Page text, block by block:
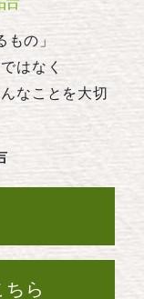
もの」
はなく
なことを大切
ちら